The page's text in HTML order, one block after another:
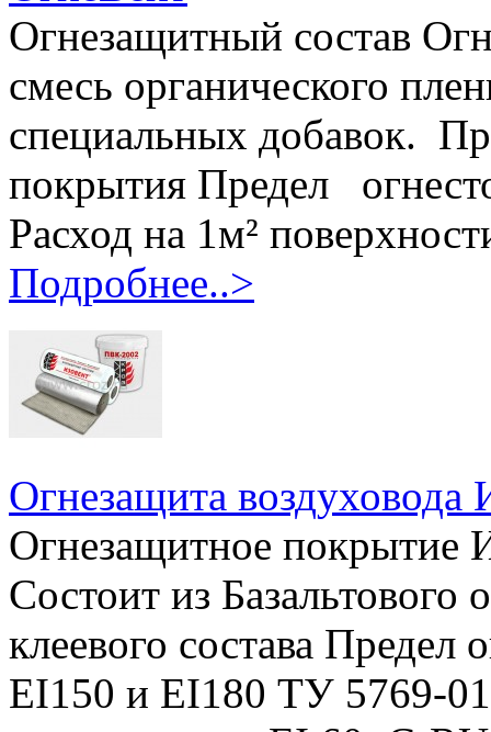
Огнезащитный состав
смесь органического
специальных добавок.
покрытия Предел
Расход на 1м²
Подробнее..>
Огнезащита воздуховода
Огнезащитное покрытие
Состоит из Базальтового
клеевого состава
EI150 и EI180 ТУ 5769-